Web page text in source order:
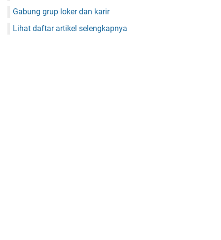
Gabung grup loker dan karir
Lihat daftar artikel selengkapnya